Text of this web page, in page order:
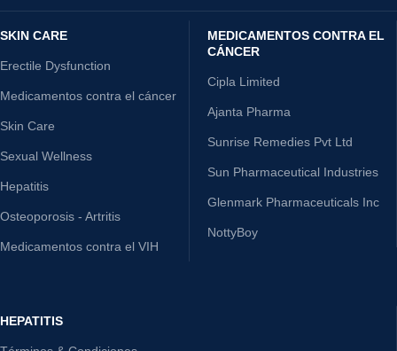
SKIN CARE
Erectile Dysfunction
Medicamentos contra el cáncer
Skin Care
Sexual Wellness
Hepatitis
Osteoporosis - Artritis
Medicamentos contra el VIH
MEDICAMENTOS CONTRA EL
CÁNCER
Cipla Limited
Ajanta Pharma
Sunrise Remedies Pvt Ltd
Sun Pharmaceutical Industries
Glenmark Pharmaceuticals Inc
NottyBoy
HEPATITIS